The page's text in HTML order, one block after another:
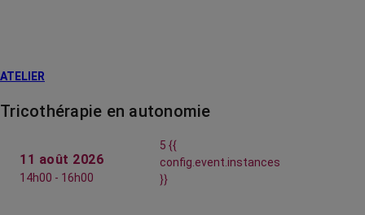
ATELIER
Tricothérapie en autonomie
11 août 2026
14h00 - 16h00
5 {{
config.event.instances
}}